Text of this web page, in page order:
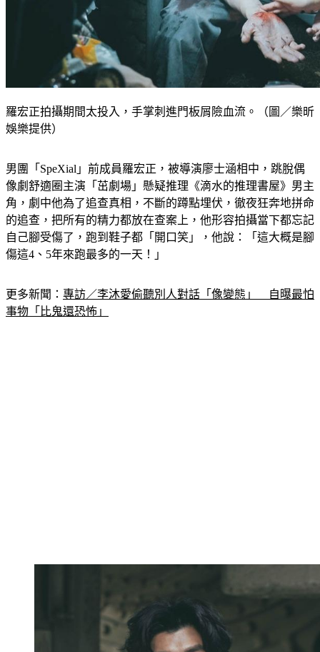
羅宏正拍攝期間太投入，手掌刺進門板屑險血流。（圖／樂昕
男團「SpeXial」前成員羅宏正，被導演廖士涵相中，跳脫偶
像劇舒適圈主演「茁劇場」懸疑推理《滴水的推理書屋》男主
角，劇中他為了追查真相，不斷的蹲點埋伏，徹夜狂奔地拼命
的追查，把所有的精力都放在查案上，他形容拍攝當下都忘記
自己腳受傷了，跑到鞋子都「開口笑」，他說：「這大概是腳
更多新聞：專訪／李沐愛偷聽別人對話「像變態」　自曝最怕